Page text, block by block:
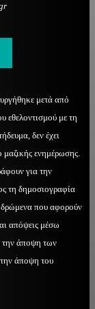
μετά από
εθελοντισμού με τη
δεν έχει
μαζικής ενημέρωσης.
για την
τη δημοσιογραφία
δρώμενα που αφορούν
απόψεις μέσω
την άποψη των
άποψη του